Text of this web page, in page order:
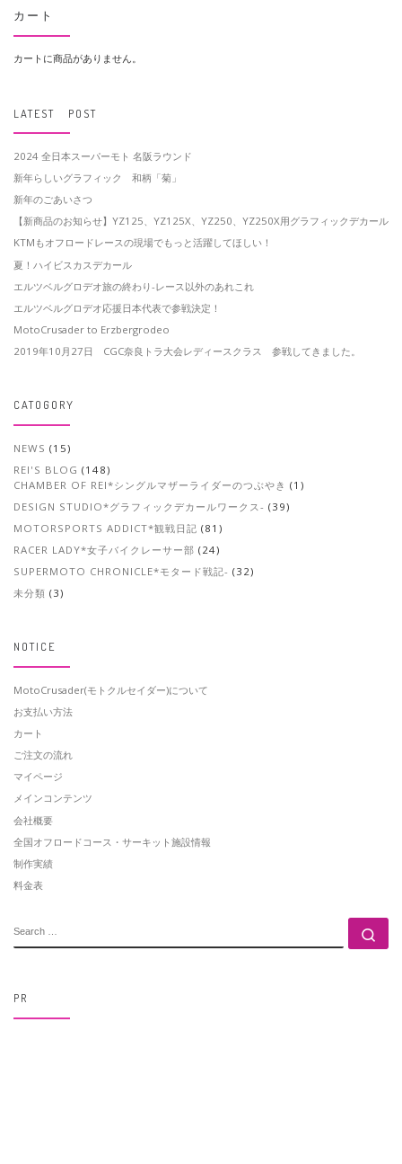
カート
カートに商品がありません。
LATEST POST
2024 全日本スーパーモト 名阪ラウンド
新年らしいグラフィック 和柄「菊」
新年のごあいさつ
【新商品のお知らせ】YZ125、YZ125X、YZ250、YZ250X用グラフィックデカール
KTMもオフロードレースの現場でもっと活躍してほしい！
夏！ハイビスカスデカール
エルツベルグロデオ旅の終わり-レース以外のあれこれ
エルツベルグロデオ応援日本代表で参戦決定！
MotoCrusader to Erzbergrodeo
2019年10月27日 CGC奈良トラ大会レディースクラス 参戦してきました。
CATOGORY
NEWS (15)
REI'S BLOG (148)
CHAMBER OF REI*シングルマザーライダーのつぶやき (1)
DESIGN STUDIO*グラフィックデカールワークス- (39)
MOTORSPORTS ADDICT*観戦日記 (81)
RACER LADY*女子バイクレーサー部 (24)
SUPERMOTO CHRONICLE*モタード戦記- (32)
未分類 (3)
NOTICE
MotoCrusader(モトクルセイダー)について
お支払い方法
カート
ご注文の流れ
マイページ
メインコンテンツ
会社概要
全国オフロードコース・サーキット施設情報
制作実績
料金表
SEARCH
PR